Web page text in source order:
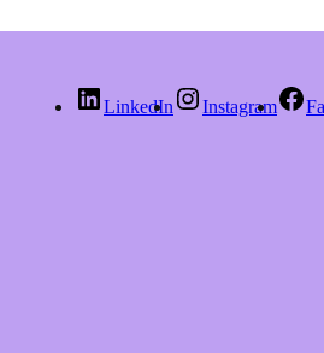
LinkedIn Instagram